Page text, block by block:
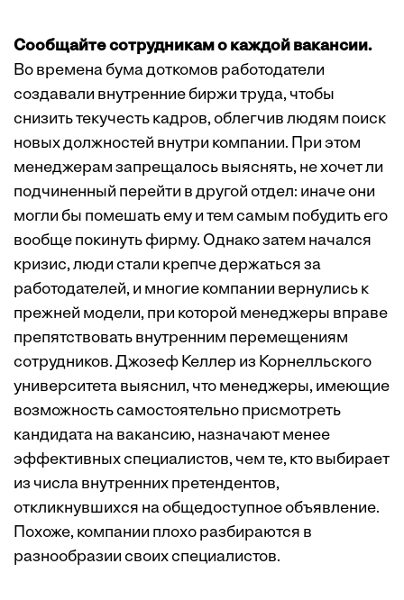
Сообщайте сотрудникам о каждой вакансии.
Во времена бума доткомов работодатели
создавали внутренние биржи труда, чтобы
снизить текучесть кадров, облегчив людям поиск
новых должностей внутри компании. При этом
менеджерам запрещалось выяснять, не хочет ли
подчиненный перейти в другой отдел: иначе они
могли бы помешать ему и тем самым побудить его
вообще покинуть фирму. Однако затем начался
кризис, люди стали крепче держаться за
работодателей, и многие компании вернулись к
прежней модели, при которой менеджеры вправе
препятствовать внутренним перемещениям
сотрудников. Джозеф Келлер из Корнелльского
университета выяснил, что менеджеры, имеющие
возможность самостоятельно присмотреть
кандидата на вакансию, назначают менее
эффективных специалистов, чем те, кто выбирает
из числа внутренних претендентов,
откликнувшихся на общедоступное объявление.
Похоже, компании плохо разбираются в
разнообразии своих специалистов.